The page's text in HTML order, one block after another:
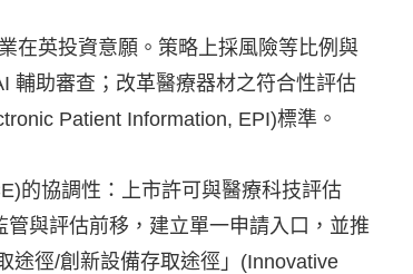
在英投資意願。策略上採風險等比例與
輔助審查；改革醫療器材之符合性評估
Patient Information, EPI)標準。
的協調性：上市許可與醫療科技評估
與評估前移，建立單一申請入口，並推
途徑/創新設備存取途徑」(Innovative